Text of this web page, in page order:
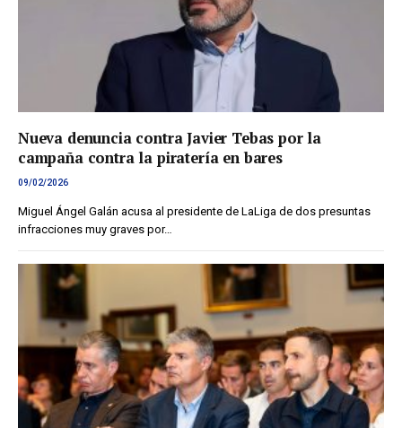
Nueva denuncia contra Javier Tebas por la
campaña contra la piratería en bares
09/02/2026
Miguel Ángel Galán acusa al presidente de LaLiga de dos presuntas
infracciones muy graves por…